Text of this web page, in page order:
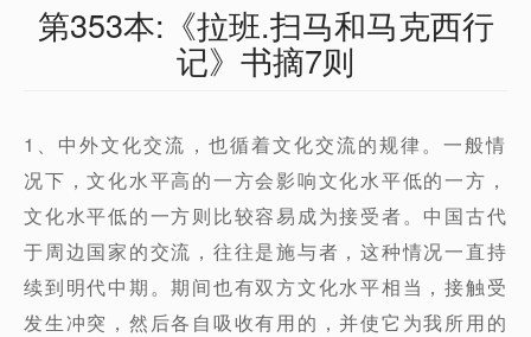
第353本:《拉班.扫马和马克西行
记》书摘7则
1、中外文化交流，也循着文化交流的规律。一般情
况下，文化水平高的一方会影响文化水平低的一方，
文化水平低的一方则比较容易成为接受者。中国古代
于周边国家的交流，往往是施与者，这种情况一直持
续到明代中期。期间也有双方文化水平相当，接触受
发生冲突，然后各自吸收有用的，并使它为我所用的